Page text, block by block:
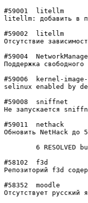
#59001	litellm         	normal  	 ---
litellm: добавить в
#59002	litellm         	normal  	 ---
Отсутствие
#59004	NetworkManager-openvpn	normal  	 ---
Поддержка
#59006	kernel-image-6.12	major   	 ---
selinux enabled by
#59008	sniffnet        	normal  	 ---
Не запускается
#59011	nethack         	normal  	 ---
Обновить NetHack до
#58102	f3d             	normal  	NOTABUG
Репозиторий f3d
#58352	moodle          	normal  	FIXED
Отсутствует русский